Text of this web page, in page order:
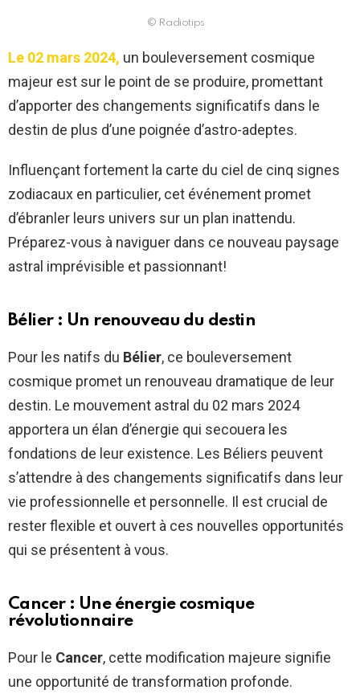
© Radiotips
Le 02 mars 2024, un bouleversement cosmique
majeur est sur le point de se produire, promettant
d’apporter des changements significatifs dans le
destin de plus d’une poignée d’astro-adeptes.
Influençant fortement la carte du ciel de cinq signes
zodiacaux en particulier, cet événement promet
d’ébranler leurs univers sur un plan inattendu.
Préparez-vous à naviguer dans ce nouveau paysage
astral imprévisible et passionnant!
Bélier : Un renouveau du destin
Pour les natifs du Bélier, ce bouleversement
cosmique promet un renouveau dramatique de leur
destin. Le mouvement astral du 02 mars 2024
apportera un élan d’énergie qui secouera les
fondations de leur existence. Les Béliers peuvent
s’attendre à des changements significatifs dans leur
vie professionnelle et personnelle. Il est crucial de
rester flexible et ouvert à ces nouvelles opportunités
qui se présentent à vous.
Cancer : Une énergie cosmique
révolutionnaire
Pour le Cancer, cette modification majeure signifie
une opportunité de transformation profonde.